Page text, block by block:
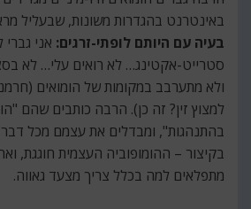
באינטרנט בהגדרות משונות, שבעליל
בעיה עם היותם לופתי-זרגים: אני גברי
סטרייט-אקטינג… לא רואים עלי… לא
ולא מתערבב במקומות של הומואים
למצוץ זין? זה כן). הרבה כותבים שהם
בהתנהגות", ומבדלים את עצמם מכל דבר
בקיצור – ההומופוביה העצמית חוגגת,
מתפלאים למה בכלל צריך מצעד גאווה.